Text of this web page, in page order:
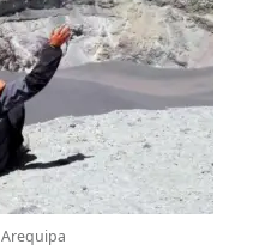
Arequipa